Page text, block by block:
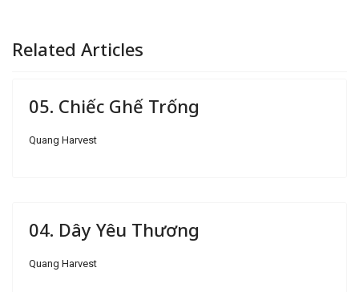
Related Articles
05. Chiếc Ghế Trống
Quang Harvest
04. Dây Yêu Thương
Quang Harvest